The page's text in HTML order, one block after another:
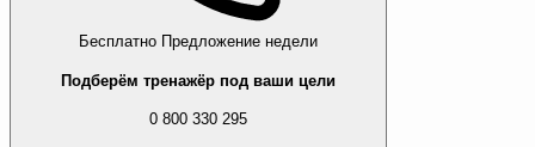
Бесплатно Предложение недели
Подберём тренажёр под ваши цели
0 800 330 295